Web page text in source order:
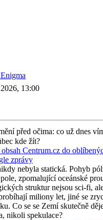
13:00
před očima: co už dnes
kde žít?
Centrum.cz do
zprávy
nebyla statická. Pohyb
zpomalující oceánské
struktur nejsou sci-fi,
miliony let, jiné se
Co se se Zemí skutečně
nikoli spekulace?